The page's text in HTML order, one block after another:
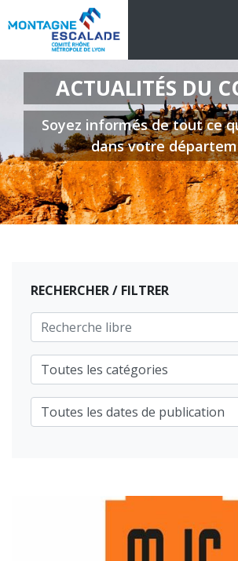
ACTUALITÉS DU
Soyez informés de tout ce
dans votre
RECHERCHER / FILTRER